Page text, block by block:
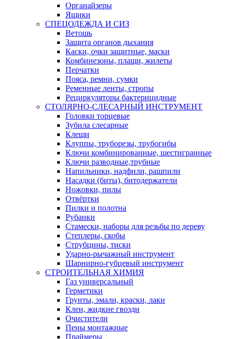
Органайзеры
Ящики
СПЕЦОДЕЖДА И СИЗ
Ветошь
Защита органов дыхания
Каски, очки защитные, маски
Комбинезоны, плащи, жилеты
Перчатки
Пояса, ремни, сумки
Ременные ленты, стропы
Рециркуляторы бактерицидные
СТОЛЯРНО-СЛЕСАРНЫЙ ИНСТРУМЕНТ
Головки торцевые
Зубила слесарные
Клещи
Клуппы, труборезы, трубогибы
Ключи комбинированные, шестигранные
Ключи разводные,трубные
Напильники, надфили, рашпили
Насадки (биты), битодержатели
Ножовки, пилы
Отвёртки
Пилки и полотна
Рубанки
Стамески, наборы для резьбы по дереву
Степлеры, скобы
Струбцины, тиски
Ударно-рычажный инструмент
Шарнирно-губцевый инструмент
СТРОИТЕЛЬНАЯ ХИМИЯ
Газ универсальный
Герметики
Грунты, эмали, краски, лаки
Клеи, жидкие гвозди
Очистители
Пены монтажные
Праймеры